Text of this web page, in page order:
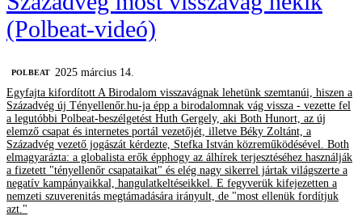
(Polbeat-videó)
‎POLBEAT
2025 március 14.
Egyfajta kifordított A Birodalom visszavágnak lehetünk szemtanúi, hiszen a
Századvég új Tényellenőr.hu-ja épp a birodalomnak vág vissza - vezette fel
a legutóbbi Polbeat-beszélgetést Huth Gergely, aki Both Hunort, az új
elemző csapat és internetes portál vezetőjét, illetve Béky Zoltánt, a
Századvég vezető jogászát kérdezte, Stefka István közreműködésével. Both
elmagyarázta: a globalista erők épphogy az álhírek terjesztéséhez használják
a fizetett "tényellenőr csapataikat" és elég nagy sikerrel jártak világszerte a
negatív kampányaikkal, hangulatkeltéseikkel. E fegyverük kifejezetten a
nemzeti szuverenitás megtámadására irányult, de "most ellenük fordítjuk
azt."